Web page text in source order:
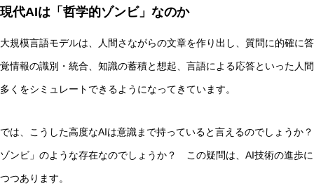
現代AIは「哲学的ゾンビ」なのか
大規模言語モデルは、人間さながらの文章を作り出し、質問に的確に
覚情報の識別・統合、知識の蓄積と想起、言語による応答といった人
多くをシミュレートできるようになってきています。
では、こうした高度なAIは意識まで持っていると言えるのでしょうか
ゾンビ」のような存在なのでしょうか？ この疑問は、AI技術の進歩
つつあります。